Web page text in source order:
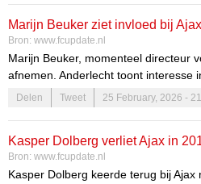
Marijn Beuker ziet invloed bij
Anderlecht ruikt kans
Bron: www.fcupdate.nl
Marijn Beuker, momenteel directeur
afnemen. Anderlecht toont interesse
directeur. Beuker, bekend om zijn
de shortlist van de Belgische club.
Delen Tweet 25 February, 2026 -
Kasper Dolberg verliet Ajax in
Bron: www.fcupdate.nl
Kasper Dolberg keerde terug bij